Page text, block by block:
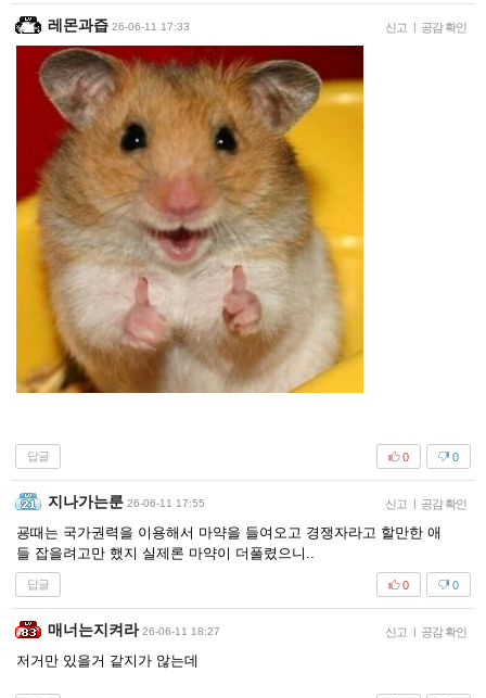
레몬과즙 26-06-11 17:33 신고 | 공감 확인
답글 0
0
지나가는룬 26-06-11 17:55 신고 | 공감 확인
굥때는 국가권력을 이용해서 마약을 들여오고 경쟁자라고 할만한 애
들 잡을려고만 했지 실제론 마약이 더풀렸으니..
답글 0
0
매너는지켜라 26-06-11 18:27 신고 | 공감 확인
저거만 있을거 같지가 않는데